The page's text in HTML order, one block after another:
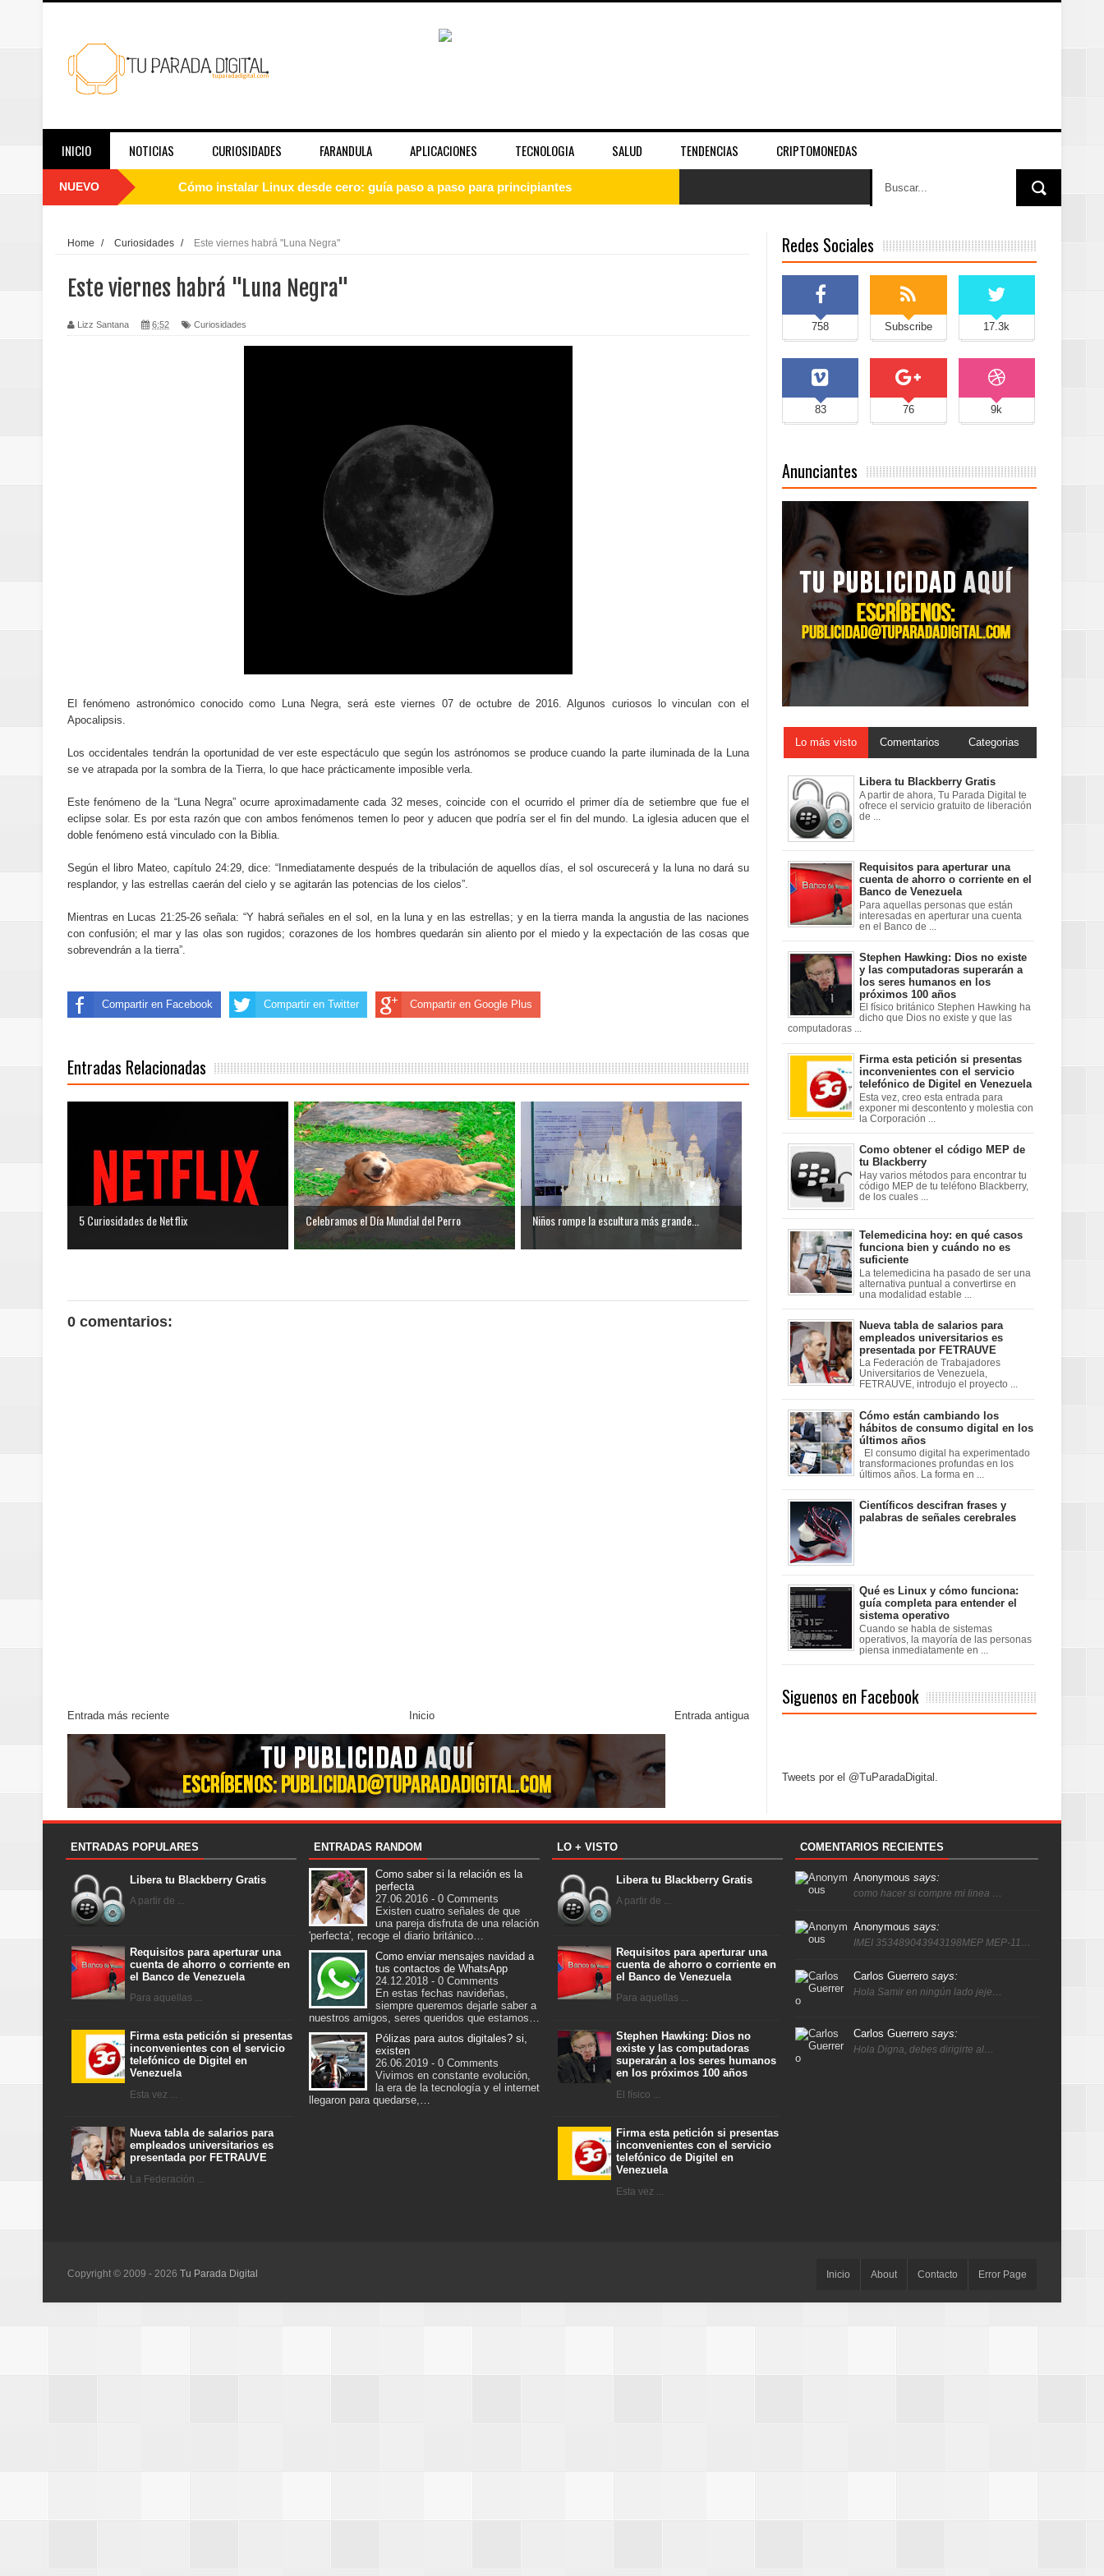
INICIO NOTICIAS CURIOSIDADES FARANDULA APLICACIONES TECNOLOGIA SALUD TENDENCIAS CRIPTOMONEDAS
NUEVO Cómo instalar Linux desde cero: guía paso a paso para principiantes
El papel de las redes sociales en la fama y la imagen pública de las celebridades
Telemedicina hoy: en qué casos funciona bien y cuándo no es suficiente
Guía completa para entender la inteligencia artificial sin ser experto
La noticia tecnológica más relevante de la semana explicada sin tecnicismos
Cómo ha cambiado la forma de informarse en internet y qué viene después
Cómo una polémica en redes sociales se convierte en tendencia global
Cómo funcionan los algoritmos de recomendación musical en plataformas digitales
Telemedicina: beneficios reales, riesgos y cómo funciona actualmente
Automatización y trabajo: cómo la tecnología está transformando el empleo
Aplicaciones de salud: qué datos recopilan y cómo los utilizan
Ubuntu vs Linux Mint: diferencias, ventajas y cuál elegir según tu perfil
Home / Curiosidades / Este viernes habrá "Luna Negra"
Este viernes habrá "Luna Negra"
Lizz Santana 6:52 Curiosidades
El fenómeno astronómico conocido como Luna Negra, será este viernes 07 de octubre de 2016. Algunos curiosos lo vinculan con el
Apocalipsis.
Los occidentales tendrán la oportunidad de ver este espectáculo que según los astrónomos se produce cuando la parte iluminada de la Luna
se ve atrapada por la sombra de la Tierra, lo que hace prácticamente imposible verla.
Este fenómeno de la “Luna Negra” ocurre aproximadamente cada 32 meses, coincide con el ocurrido el primer día de setiembre que fue el
eclipse solar. Es por esta razón que con ambos fenómenos temen lo peor y aducen que podría ser el fin del mundo. La iglesia aducen que el
doble fenómeno está vinculado con la Biblia.
Según el libro Mateo, capítulo 24:29, dice: “Inmediatamente después de la tribulación de aquellos días, el sol oscurecerá y la luna no dará su
resplandor, y las estrellas caerán del cielo y se agitarán las potencias de los cielos”.
Mientras en Lucas 21:25-26 señala: “Y habrá señales en el sol, en la luna y en las estrellas; y en la tierra manda la angustia de las naciones
con confusión; el mar y las olas son rugidos; corazones de los hombres quedarán sin aliento por el miedo y la expectación de las cosas que
sobrevendrán a la tierra”.
Compartir en Facebook Compartir en Twitter Compartir en Google Plus
Entradas Relacionadas
5 Curiosidades de Netflix Celebramos el Día Mundial del Perro Niños rompe la escultura más grande...
0 comentarios:
Entrada más reciente Entrada antigua
Inicio
Redes Sociales
758 Subscribe 17.3k
83 76 9k
Anunciantes
Lo más visto Comentarios Categorias
Libera tu Blackberry Gratis
A partir de ahora, Tu Parada Digital te
ofrece el servicio gratuito de liberación
de ...
Requisitos para aperturar una
cuenta de ahorro o corriente en el
Banco de Venezuela
Para aquellas personas que están
interesadas en aperturar una cuenta
en el Banco de ...
Stephen Hawking: Dios no existe
y las computadoras superarán a
los seres humanos en los
próximos 100 años
El físico británico Stephen Hawking ha
dicho que Dios no existe y que las
computadoras ...
Firma esta petición si presentas
inconvenientes con el servicio
telefónico de Digitel en Venezuela
Esta vez, creo esta entrada para
exponer mi descontento y molestia con
la Corporación ...
Como obtener el código MEP de
tu Blackberry
Hay varios métodos para encontrar tu
código MEP de tu teléfono Blackberry,
de los cuales ...
Telemedicina hoy: en qué casos
funciona bien y cuándo no es
suficiente
La telemedicina ha pasado de ser una
alternativa puntual a convertirse en
una modalidad estable ...
Nueva tabla de salarios para
empleados universitarios es
presentada por FETRAUVE
La Federación de Trabajadores
Universitarios de Venezuela,
FETRAUVE, introdujo el proyecto ...
Cómo están cambiando los
hábitos de consumo digital en los
últimos años
El consumo digital ha experimentado
transformaciones profundas en los
últimos años. La forma en ...
Científicos descifran frases y
palabras de señales cerebrales
Qué es Linux y cómo funciona:
guía completa para entender el
sistema operativo
Cuando se habla de sistemas
operativos, la mayoría de las personas
piensa inmediatamente en ...
Siguenos en Facebook
Tweets por el @TuParadaDigital.
ENTRADAS POPULARES
Libera tu Blackberry Gratis
A partir de ...
Requisitos para aperturar una
cuenta de ahorro o corriente en
el Banco de Venezuela
Para aquellas ...
Firma esta petición si presentas
inconvenientes con el servicio
telefónico de Digitel en
Venezuela
Esta vez ...
Nueva tabla de salarios para
empleados universitarios es
presentada por FETRAUVE
La Federación ...
ENTRADAS RANDOM
Como saber si la relación es la
perfecta
27.06.2016 - 0 Comments
Existen cuatro señales de que
una pareja disfruta de una relación
'perfecta', recoge el diario británico…
Como enviar mensajes navidad a
tus contactos de WhatsApp
24.12.2018 - 0 Comments
En estas fechas navideñas,
siempre queremos dejarle saber a
nuestros amigos, seres queridos que estamos…
Pólizas para autos digitales? si,
existen
26.06.2019 - 0 Comments
Vivimos en constante evolución,
la era de la tecnología y el internet
llegaron para quedarse,…
LO + VISTO
Libera tu Blackberry Gratis
A partir de ...
Requisitos para aperturar una
cuenta de ahorro o corriente en
el Banco de Venezuela
Para aquellas ...
Stephen Hawking: Dios no
existe y las computadoras
superarán a los seres humanos
en los próximos 100 años
El físico ...
Firma esta petición si presentas
inconvenientes con el servicio
telefónico de Digitel en
Venezuela
Esta vez ...
COMENTARIOS RECIENTES
Anonymous says:
como hacer si compre mi linea …
Anonymous says:
IMEI 353489043943198MEP MEP-11…
Carlos Guerrero says:
Hola Samir en ningún lado jeje…
Carlos Guerrero says:
Hola Digna, debes dirigirte al…
Copyright © 2009 - 2026 Tu Parada Digital Inicio About Contacto Error Page